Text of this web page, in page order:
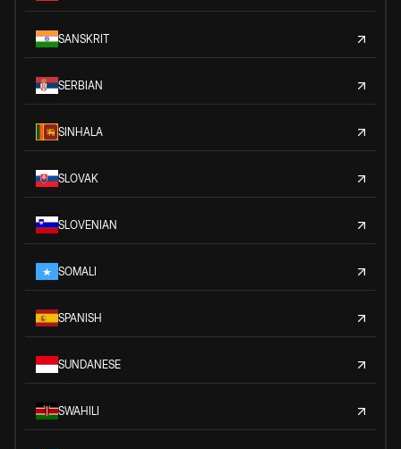
SANSKRIT
SERBIAN
SINHALA
SLOVAK
SLOVENIAN
SOMALI
SPANISH
SUNDANESE
SWAHILI